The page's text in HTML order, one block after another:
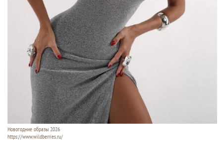
Новогодние образы 2026
https://www.wildberries.ru/